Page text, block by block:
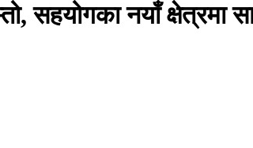
सहयोगका नयाँ क्षेत्रमा